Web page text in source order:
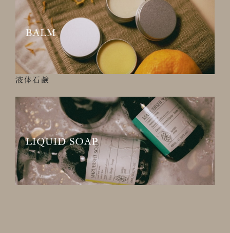
液体石鹸